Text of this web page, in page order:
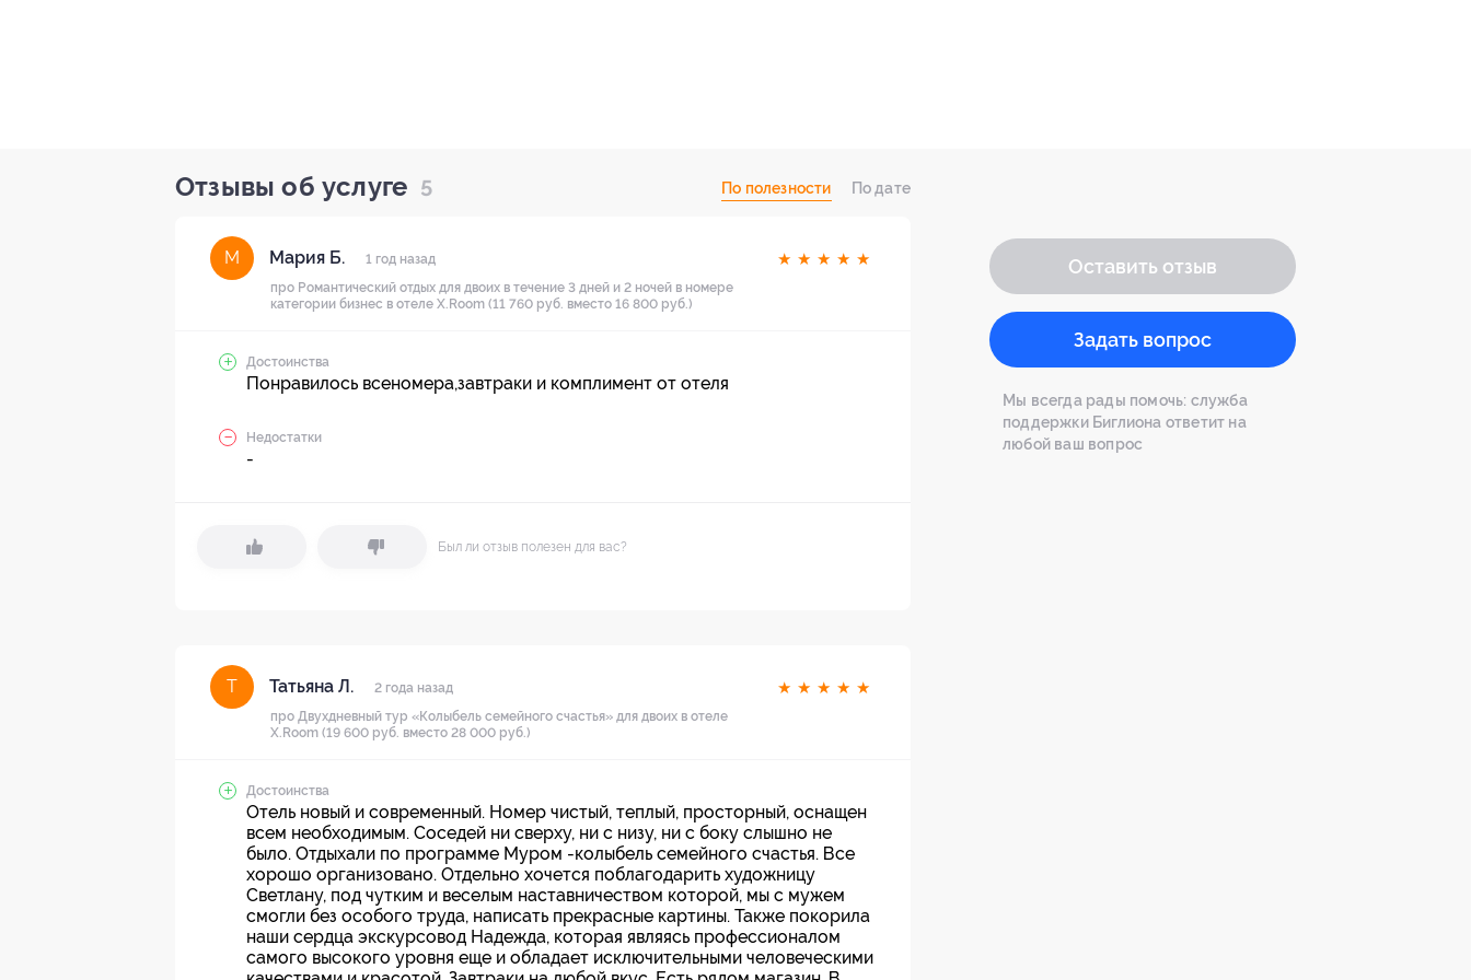
Отзывы об услуге 5 По полезности По дате
М Мария Б. 1 год назад ★ ★ ★ ★ ★
про Романтический отдых для двоих в течение 3 дней и 2 ночей в номере
категории бизнес в отеле X.Room (11 760 руб. вместо 16 800 руб.)
Достоинства
Понравилось всеномера,завтраки и комплимент от отеля
Недостатки
-
Был ли отзыв полезен для вас?
Т Татьяна Л. 2 года назад ★ ★ ★ ★ ★
про Двухдневный тур «Колыбель семейного счастья» для двоих в отеле
X.Room (19 600 руб. вместо 28 000 руб.)
Достоинства
Отель новый и современный. Номер чистый, теплый, просторный, оснащен
всем необходимым. Соседей ни сверху, ни с низу, ни с боку слышно не
было. Отдыхали по программе Муром -колыбель семейного счастья. Все
хорошо организовано. Отдельно хочется поблагодарить художницу
Светлану, под чутким и веселым наставничеством которой, мы с мужем
смогли без особого труда, написать прекрасные картины. Также покорила
наши сердца экскурсовод Надежда, которая являясь профессионалом
самого высокого уровня еще и обладает исключительными человеческими
Оставить отзыв
Задать вопрос
Мы всегда рады помочь: служба
поддержки Биглиона ответит на
любой ваш вопрос